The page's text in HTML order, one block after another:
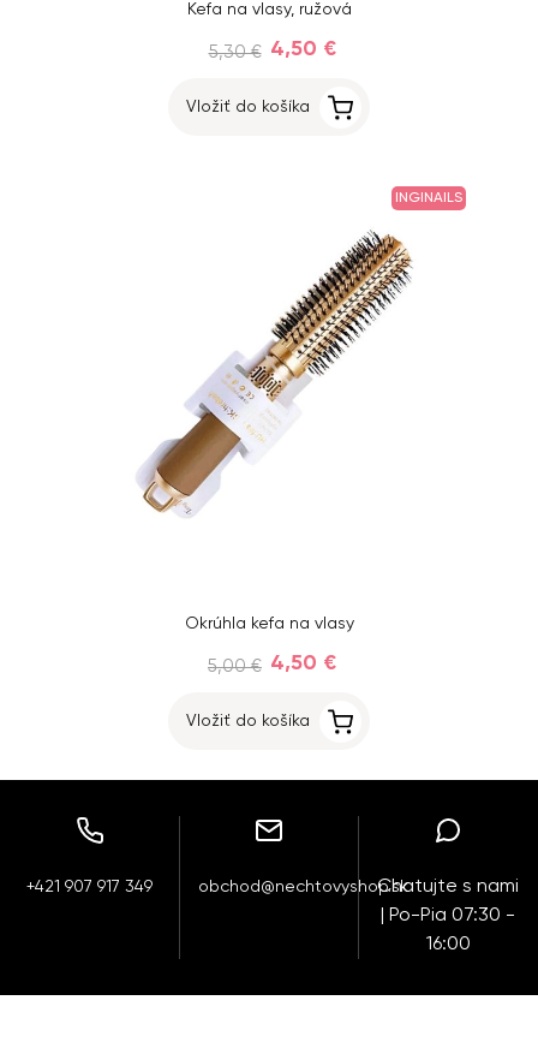
Kefa na vlasy, ružová
5,30 € 4,50 €
Vložiť do košíka
INGINAILS
Okrúhla kefa na vlasy
5,00 € 4,50 €
Vložiť do košíka
+421 907 917 349 obchod@nechtovyshop.skChatujte s nami
| Po-Pia 07:30 -
16:00